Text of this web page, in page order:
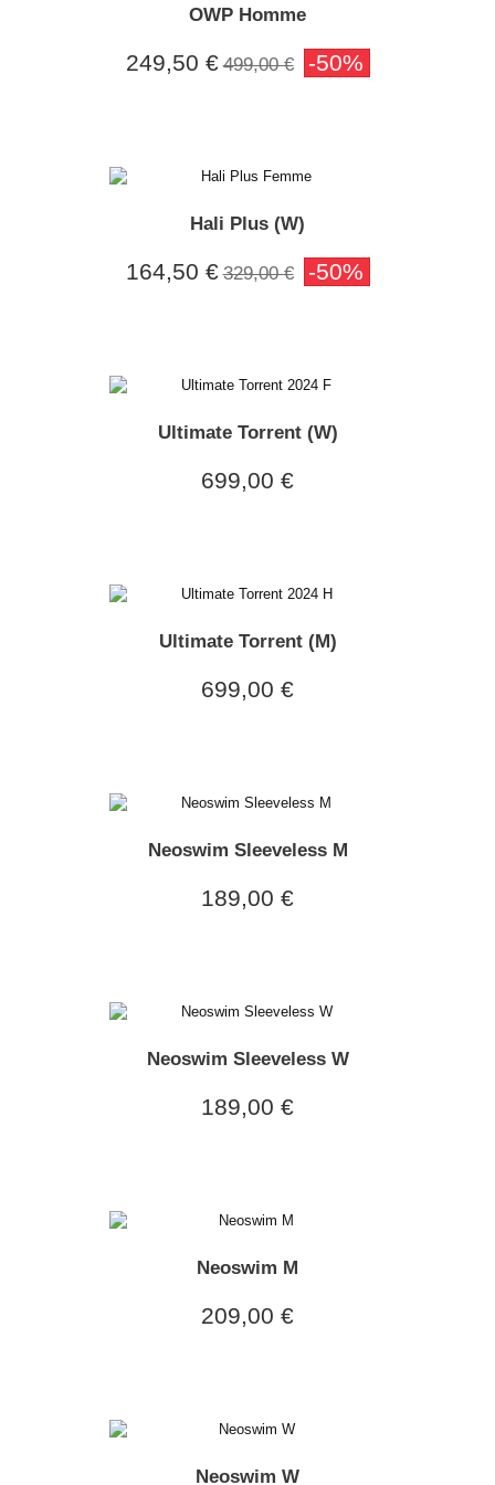
OWP Homme
249,50 € 499,00 € -50%
Hali Plus (W)
164,50 € 329,00 € -50%
Ultimate Torrent (W)
699,00 €
Ultimate Torrent (M)
699,00 €
Neoswim Sleeveless M
189,00 €
Neoswim Sleeveless W
189,00 €
Neoswim M
209,00 €
Neoswim W